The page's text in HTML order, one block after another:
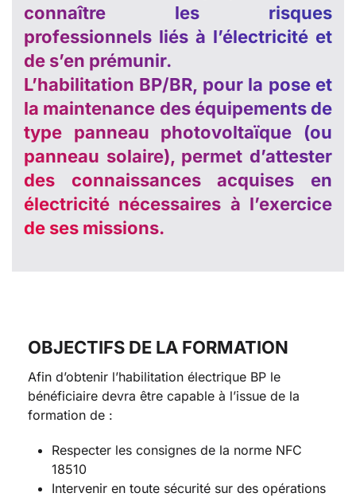
connaître les risques
professionnels liés à l’électricité et
de s’en prémunir.
L’habilitation BP/BR, pour la pose et
la maintenance des équipements de
type panneau photovoltaïque (ou
panneau solaire), permet d’attester
des connaissances acquises en
électricité nécessaires à l’exercice
de ses missions.
OBJECTIFS DE LA FORMATION
Afin d’obtenir l’habilitation électrique BP le
bénéficiaire devra être capable à l’issue de la
formation de :
Respecter les consignes de la norme NFC
18510
Intervenir en toute sécurité sur des opérations